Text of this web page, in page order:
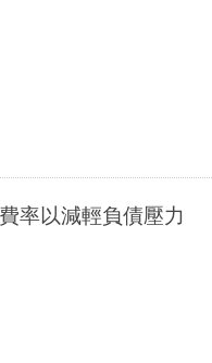
率以減輕負債壓力